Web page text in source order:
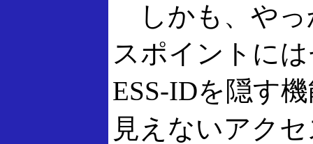
しかも、やっ
スポイントに
ESS-IDを隠す
見えないアク